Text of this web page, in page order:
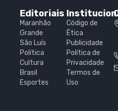
Editoriais
Maranhão
Grande
São Luís
Política
Cultura
Brasil
Esportes
Código de
Ética
Publicidade
Política de
Privacidade
Termos de
Uso